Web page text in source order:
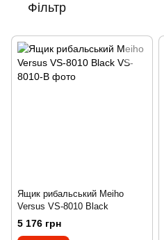
Фільтр
Ящик рибальський Meiho
Versus VS-8010 Black
5 176 грн